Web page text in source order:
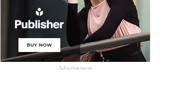
- Advertisement -